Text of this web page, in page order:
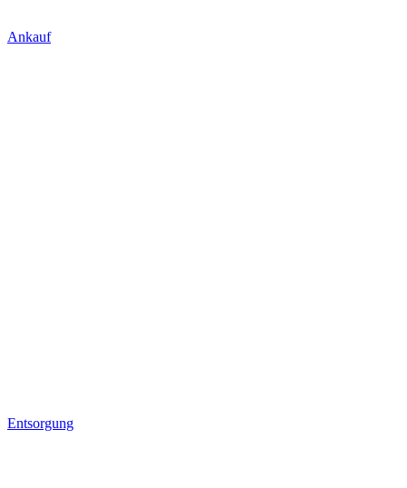
Ankauf
Entsorgung